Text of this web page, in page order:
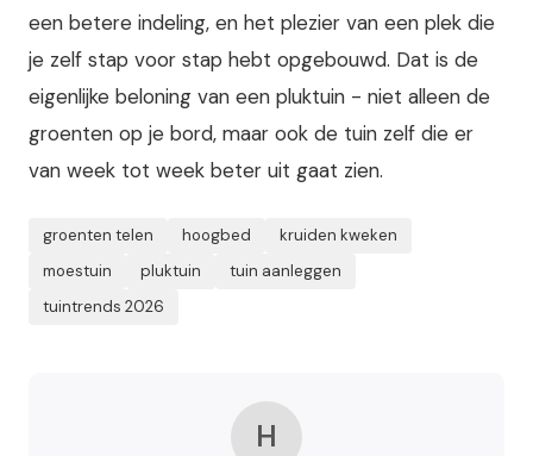
een betere indeling, en het plezier van een plek die
je zelf stap voor stap hebt opgebouwd. Dat is de
eigenlijke beloning van een pluktuin - niet alleen de
groenten op je bord, maar ook de tuin zelf die er
van week tot week beter uit gaat zien.
groenten telen hoogbed
kruiden kweken
moestuin
pluktuin
tuin aanleggen
tuintrends 2026
H